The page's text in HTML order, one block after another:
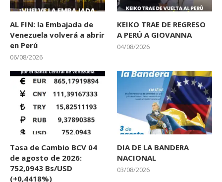
AL FIN: la Embajada de
Venezuela volverá a abrir
en Perú
06/08/2026
KEIKO TRAE DE REGRESO
A PERÚ A GIOVANNA
04/08/2026
Tasa de Cambio BCV 04
de agosto de 2026:
752,0943 Bs/USD
(+0,4418%)
DIA DE LA BANDERA
NACIONAL
03/08/2026